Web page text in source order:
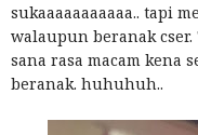
sukaaaaaaaaaaa.. tapi
walaupun beranak cser.
sana rasa macam kena
beranak. huhuhuh..